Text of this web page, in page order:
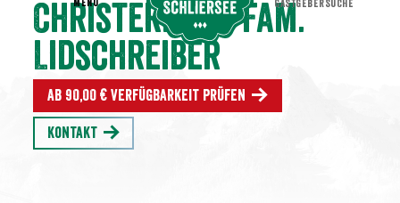
Christerhof - Fam.
Lidschreiber
Ab 90,00 € Verfügbarkeit prüfen
Kontakt
MENU GASTGEBERSUCHE